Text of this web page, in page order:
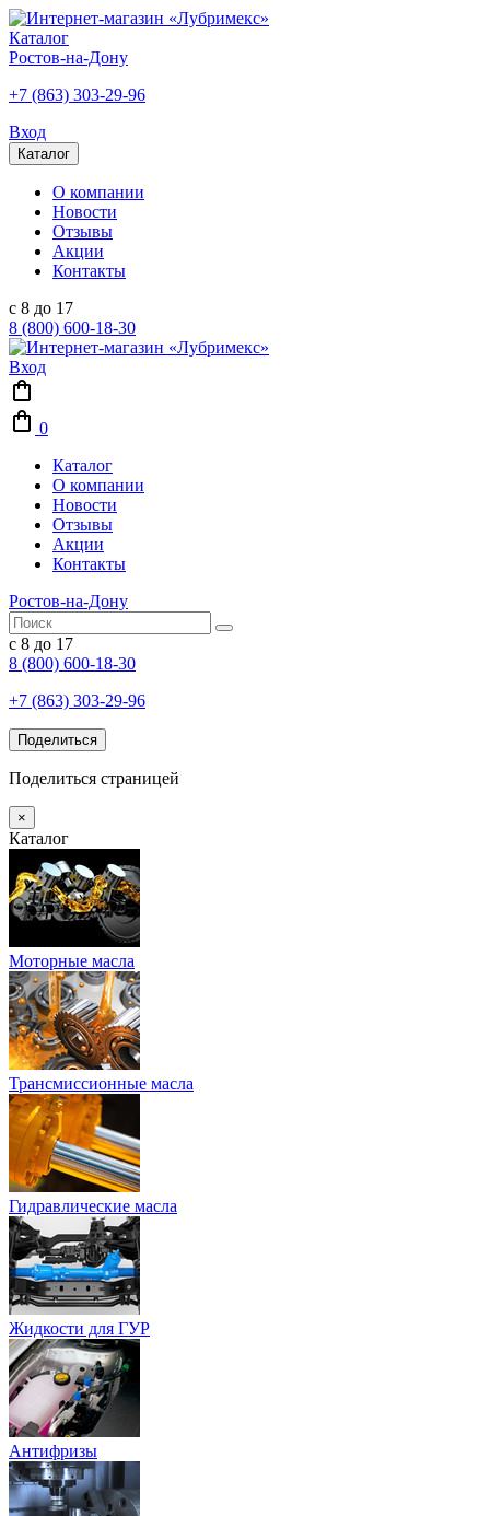
Каталог
Ростов-на-Дону
+7 (863) 303-29-96
Вход
Каталог
О компании
Новости
Отзывы
Акции
Контакты
с 8 до 17
8 (800) 600-18-30
Вход
0
Каталог
О компании
Новости
Отзывы
Акции
Контакты
Ростов-на-Дону
с 8 до 17
8 (800) 600-18-30
+7 (863) 303-29-96
Поделиться
Поделиться страницей
×
Каталог
Моторные масла
Трансмиссионные масла
Гидравлические масла
Жидкости для ГУР
Антифризы